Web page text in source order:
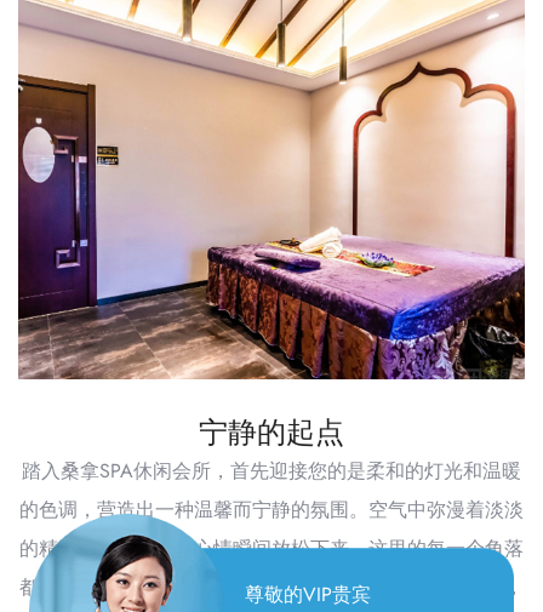
尊敬的VIP贵宾
宁静的起点
踏入桑拿SPA休闲会所，首先迎接您的是柔和的灯光和温暖
的色调，营造出一种温馨而宁静的氛围。空气中弥漫着淡淡
的精油香气，让人的心情瞬间放松下来。这里的每一个角落
都透露出对细节的极致追求，从舒适的沙发到精致的装饰，